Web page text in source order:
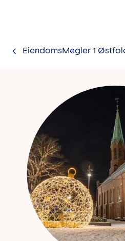
EiendomsMegler 1